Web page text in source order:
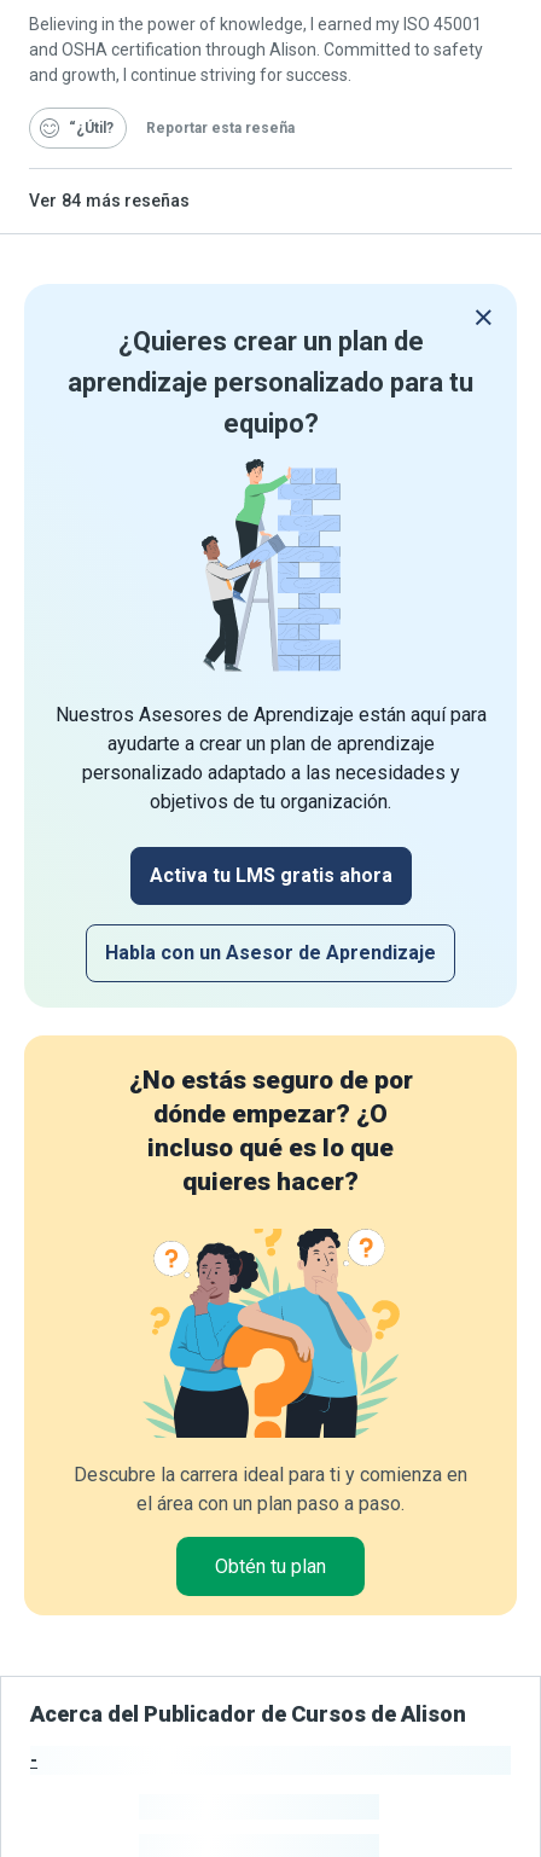
Alison
Believing in the power of knowledge, I earned my ISO 45001
and OSHA certification through Alison. Committed to safety
and growth, I continue striving for success.
“¿Útil Reportar esta reseña
Ver 84 más reseñas
¿Quieres crear un plan de
aprendizaje personalizado para tu
equipo?
Nuestros Asesores de Aprendizaje están aquí para
ayudarte a crear un plan de aprendizaje
personalizado adaptado a las necesidades y
objetivos de tu organización.
Activa tu LMS gratis ahora
Habla con un Asesor de Aprendizaje
¿No estás seguro de por
dónde empezar? ¿O
incluso qué es lo que
quieres hacer?
Descubre la carrera ideal para ti y comienza en
el área con un plan paso a paso.
Obtén tu plan
Acerca del Publicador de Cursos de Alison
-